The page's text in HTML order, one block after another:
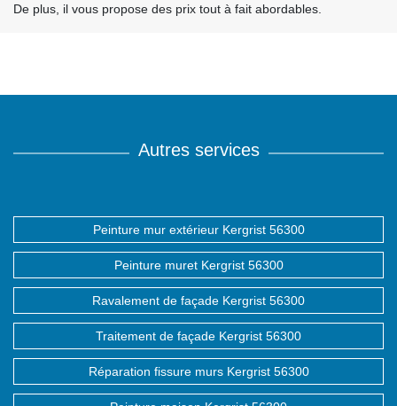
De plus, il vous propose des prix tout à fait abordables.
Autres services
Peinture mur extérieur Kergrist 56300
Peinture muret Kergrist 56300
Ravalement de façade Kergrist 56300
Traitement de façade Kergrist 56300
Réparation fissure murs Kergrist 56300